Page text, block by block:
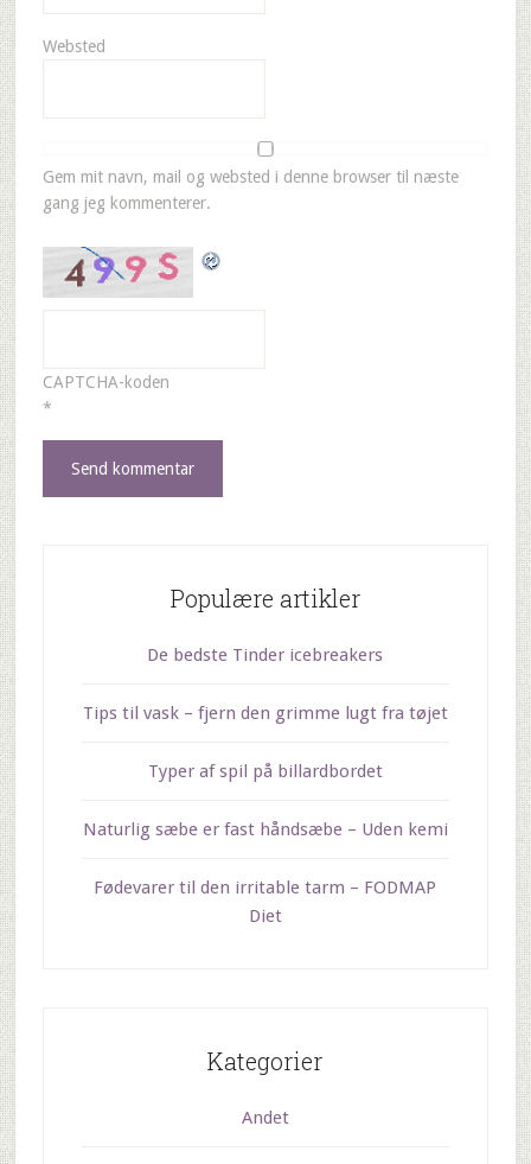
Websted
Gem mit navn, mail og websted i denne browser til næste
gang jeg kommenterer.
CAPTCHA-koden
*
Populære artikler
De bedste Tinder icebreakers
Tips til vask – fjern den grimme lugt fra tøjet
Typer af spil på billardbordet
Naturlig sæbe er fast håndsæbe – Uden kemi
Fødevarer til den irritable tarm – FODMAP
Diet
Kategorier
Andet